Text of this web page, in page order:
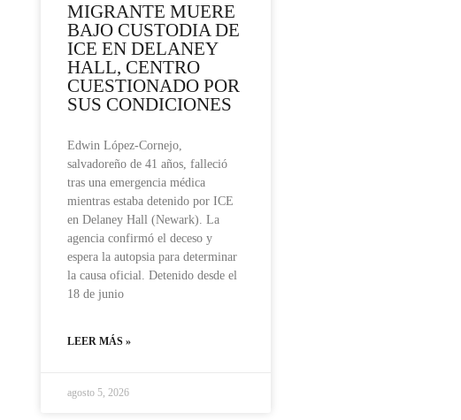
MIGRANTE MUERE
BAJO CUSTODIA DE
ICE EN DELANEY
HALL, CENTRO
CUESTIONADO POR
SUS CONDICIONES
Edwin López-Cornejo,
salvadoreño de 41 años, falleció
tras una emergencia médica
mientras estaba detenido por ICE
en Delaney Hall (Newark). La
agencia confirmó el deceso y
espera la autopsia para determinar
la causa oficial. Detenido desde el
18 de junio
LEER MÁS »
agosto 5, 2026